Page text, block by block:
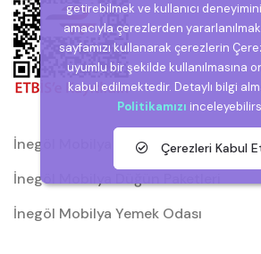
İnegöl Mobilya
İnegöl Mobilya Düğün Paketleri
İnegöl Mobilya Yemek Odası
getirebilmek ve kullanıcı
amacıyla çerezlerden
sayfamızı kullanarak çerezlerin
uyumlu bir şekilde kullanılmasına
kabul edilmektedir. Detaylı bilgi
Politikamızı
Çerezleri Kabul